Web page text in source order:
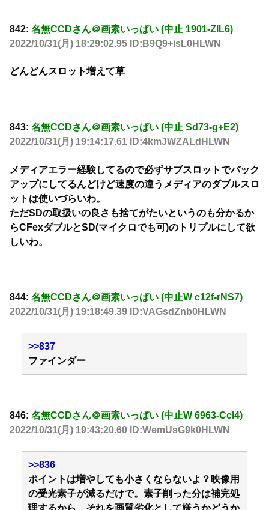
842: 名無CCDさん＠画素いっぱい (中止 1901-ZlL6)
2022/10/31(月) 18:29:02.95 ID:B9Q9+isL0HLWN
どんどんスロット増えて草
843: 名無CCDさん＠画素いっぱい (中止 Sd73-g+E2)
2022/10/31(月) 19:14:17.61 ID:4kmJWZALdHLWN
メディアエラー経験してるので必ずサブスロットでバック
アップにしてるんどけど速度の違うメディアのダブルスロ
ットは使いづらいわ。
ただSDの取扱いの良さも捨てがたいというのも分かるか
らCFexダブルとSD(マイクロでも可)のトリプルにして欲
しいわ。
844: 名無CCDさん＠画素いっぱい (中止W c12f-rNS7)
2022/10/31(月) 19:18:49.39 ID:VAGsdZnb0HLWN
>>837
ファインダー
846: 名無CCDさん＠画素いっぱい (中止W 6963-Ccl4)
2022/10/31(月) 19:43:20.60 ID:WemUsG9k0HLWN
>>836
ポイントは増やしても小さくならないよ？映像用
の受光素子が減るだけで。素子削った分は補完処
理するから、それを画質劣化として嫌うかどうか